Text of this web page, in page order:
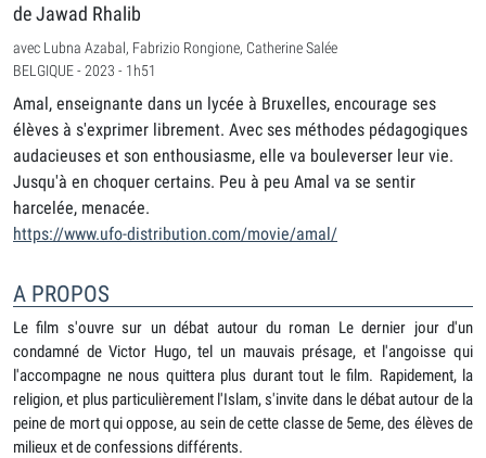
de Jawad Rhalib
avec Lubna Azabal, Fabrizio Rongione, Catherine Salée
BELGIQUE - 2023 - 1h51
Amal, enseignante dans un lycée à Bruxelles, encourage ses
élèves à s'exprimer librement. Avec ses méthodes pédagogiques
audacieuses et son enthousiasme, elle va bouleverser leur vie.
Jusqu'à en choquer certains. Peu à peu Amal va se sentir
harcelée, menacée.
https://www.ufo-distribution.com/movie/amal/
A PROPOS
Le film s'ouvre sur un débat autour du roman Le dernier jour d'un
condamné de Victor Hugo, tel un mauvais présage, et l'angoisse qui
l'accompagne ne nous quittera plus durant tout le film. Rapidement, la
religion, et plus particulièrement l'Islam, s'invite dans le débat autour de la
peine de mort qui oppose, au sein de cette classe de 5eme, des élèves de
milieux et de confessions différents.